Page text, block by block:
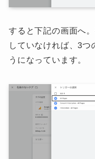
すると下記の画面へ
していなければ、3つ
うになっています。